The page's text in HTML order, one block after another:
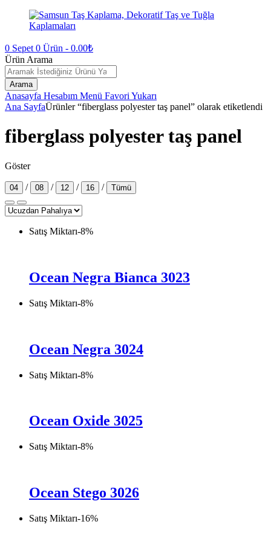
0 Sepet 0 Ürün - 0.00₺
Ürün Arama
Arama
Anasayfa Hesabım Menü Favori Yukarı
Ana SayfaÜrünler “fiberglass polyester taş panel” olarak etiketlendi
fiberglass polyester taş panel
Göster
04 / 08 / 12 / 16 / Tümü
Satış Miktarı-8%
Ocean Negra Bianca 3023
Satış Miktarı-8%
Ocean Negra 3024
Satış Miktarı-8%
Ocean Oxide 3025
Satış Miktarı-8%
Ocean Stego 3026
Satış Miktarı-16%